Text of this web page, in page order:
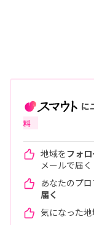
に
料
地域をフォロ
メールで届く
あなたのプ
届く
気になった